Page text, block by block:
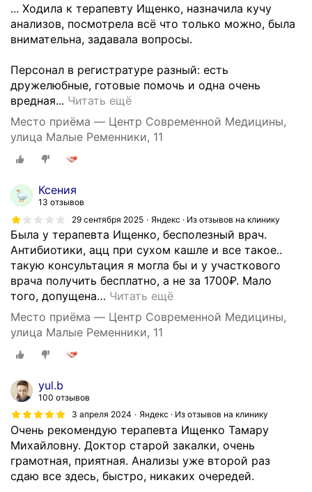
... Ходила к терапевту Ищенко, назначила кучу
анализов, посмотрела всё что только можно, была
внимательна, задавала вопросы.
Персонал в регистратуре разный: есть
дружелюбные, готовые помочь и одна очень
вредная... Читать ещёК
и
о
н
р
а
в
и
л
а
а
щ
а
л
Место приёма — Центр Современной Медицины,
улица Малые Ременники, 11
Ксения
13 отзывов
29 сентября 2025
Яндекс · Из отзывов на клинику
Была у терапевта Ищенко, бесполезный врач.
Антибиотики, ацц при сухом кашле и все такое..
такую консультация я могла бы и у участкового
врача получить бесплатно, а не за 1700₽. Мало
того, допущена… Читать ещё
Место приёма — Центр Современной Медицины,
улица Малые Ременники, 11
yul.b
100 отзывов
3 апреля 2024
Яндекс · Из отзывов на клинику
Очень рекомендую терапевта Ищенко Тамару
Михайловну. Доктор старой закалки, очень
грамотная, приятная. Анализы уже второй раз
сдаю все здесь, быстро, никаких очередей.